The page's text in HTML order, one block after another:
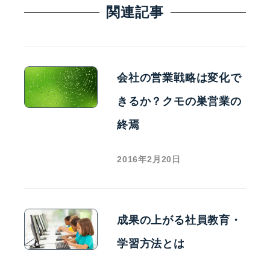
関連記事
会社の営業戦略は変化で
きるか？クモの巣営業の
終焉
2016年2月20日
成果の上がる社員教育・
学習方法とは